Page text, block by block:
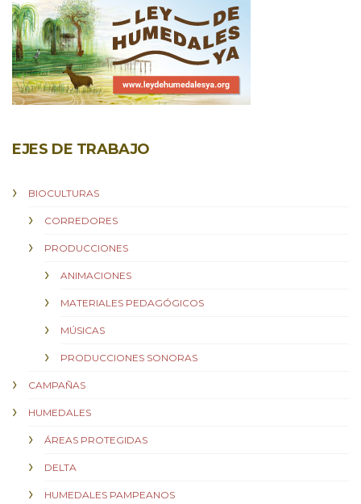
EJES DE TRABAJO
BIOCULTURAS
CORREDORES
PRODUCCIONES
ANIMACIONES
MATERIALES PEDAGÓGICOS
MÚSICAS
PRODUCCIONES SONORAS
CAMPAÑAS
HUMEDALES
ÁREAS PROTEGIDAS
DELTA
HUMEDALES PAMPEANOS